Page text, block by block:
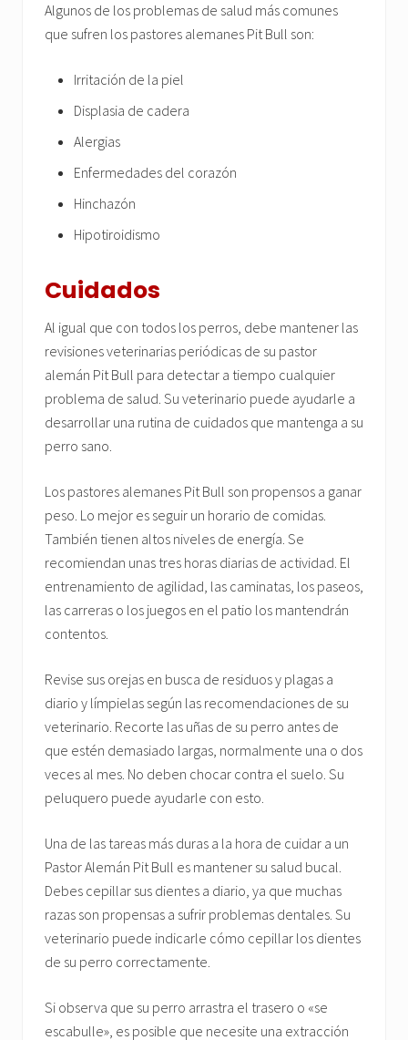
Algunos de los problemas de salud más comunes
que sufren los pastores alemanes Pit Bull son:
Irritación de la piel
Displasia de cadera
Alergias
Enfermedades del corazón
Hinchazón
Hipotiroidismo
Cuidados
Al igual que con todos los perros, debe mantener las
revisiones veterinarias periódicas de su pastor
alemán Pit Bull para detectar a tiempo cualquier
problema de salud. Su veterinario puede ayudarle a
desarrollar una rutina de cuidados que mantenga a su
perro sano.
Los pastores alemanes Pit Bull son propensos a ganar
peso. Lo mejor es seguir un horario de comidas.
También tienen altos niveles de energía. Se
recomiendan unas tres horas diarias de actividad. El
entrenamiento de agilidad, las caminatas, los paseos,
las carreras o los juegos en el patio los mantendrán
contentos.
Revise sus orejas en busca de residuos y plagas a
diario y límpielas según las recomendaciones de su
veterinario. Recorte las uñas de su perro antes de
que estén demasiado largas, normalmente una o dos
veces al mes. No deben chocar contra el suelo. Su
peluquero puede ayudarle con esto.
Una de las tareas más duras a la hora de cuidar a un
Pastor Alemán Pit Bull es mantener su salud bucal.
Debes cepillar sus dientes a diario, ya que muchas
razas son propensas a sufrir problemas dentales. Su
veterinario puede indicarle cómo cepillar los dientes
de su perro correctamente.
Si observa que su perro arrastra el trasero o «se
escabulle», es posible que necesite una extracción